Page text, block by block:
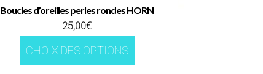
Boucles d’oreilles perles rondes HORN
25,00€
CHOIX DES OPTIONS
Ce
a